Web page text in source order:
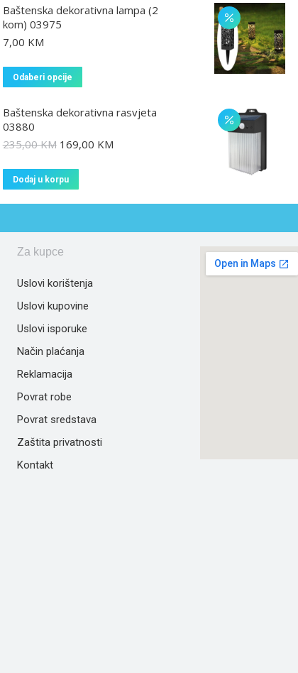
Baštenska dekorativna lampa (2
kom) 03975
7,00 KM
Odaberi opcije
Baštenska dekorativna rasvjeta
03880
235,00KM 169,00 KM
Dodaj u korpu
Za kupce
Uslovi korištenja
Uslovi kupovine
Uslovi isporuke
Način plaćanja
Reklamacija
Povrat robe
Povrat sredstava
Zaštita privatnosti
Kontakt